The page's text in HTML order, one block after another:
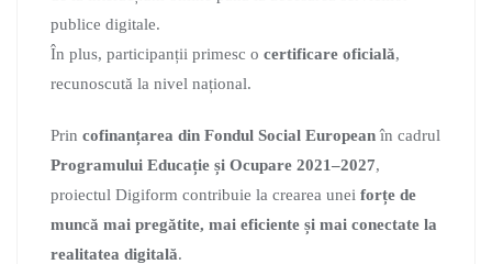
publice digitale.
În plus, participanții primesc o certificare oficială,
recunoscută la nivel național.
Prin cofinanțarea din Fondul Social Europeanîn cadrul
Programului Educație și Ocupare 2021–2027,
proiectul Digiform contribuie la crearea unei forțe de
muncă mai pregătite, mai eficiente și mai conectate la
realitatea digitală.